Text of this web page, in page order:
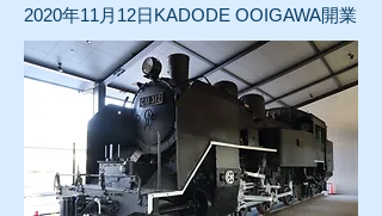
2020年11月12日KADODE OOIGAWA開業